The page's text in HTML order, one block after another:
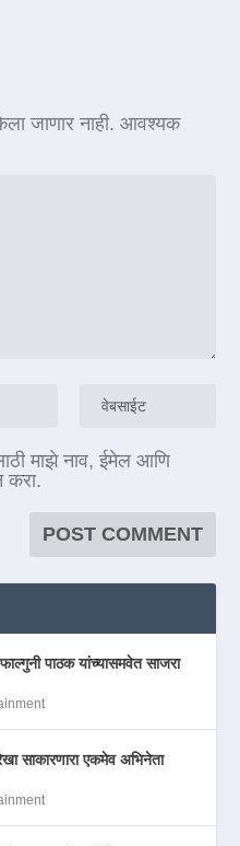
जाणार नाही. आवश्यक
माझे नाव, ईमेल आणि
करा.
फाल्गुनी पाठक यांच्यासमवेत साजरा
साकारणारा एकमेव अभिनेता